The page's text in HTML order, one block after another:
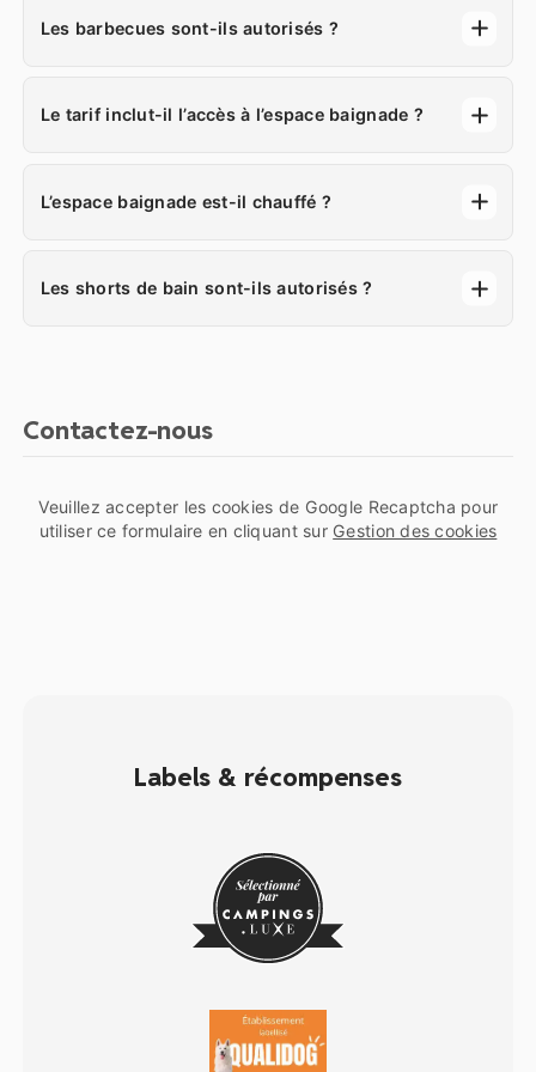
Les barbecues sont-ils autorisés ?
Le tarif inclut-il l’accès à l’espace baignade ?
L’espace baignade est-il chauffé ?
Les shorts de bain sont-ils autorisés ?
Contactez-nous
Veuillez accepter les cookies de Google Recaptcha pour
utiliser ce formulaire en cliquant sur Gestion des cookies
Labels & récompenses